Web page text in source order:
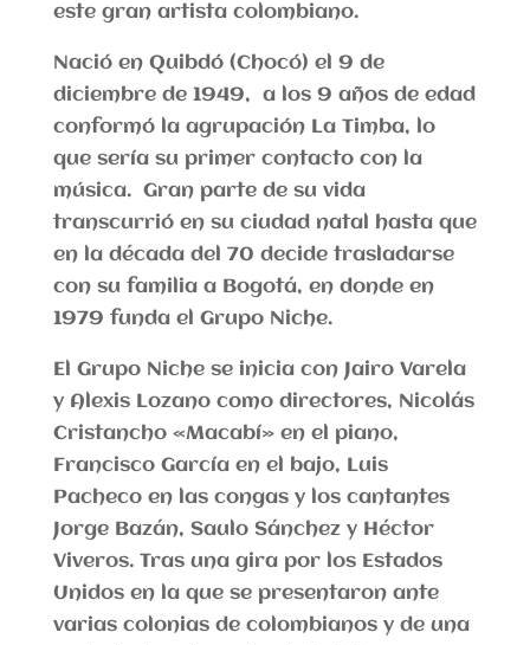
este gran artista colombiano.
Nació en Quibdó (Chocó) el 9 de
diciembre de 1949, a los 9 años de edad
conformó la agrupación La Timba, lo
que sería su primer contacto con la
música. Gran parte de su vida
transcurrió en su ciudad natal hasta que
en la década del 70 decide trasladarse
con su familia a Bogotá, en donde en
1979 funda el Grupo Niche.
El Grupo Niche se inicia con Jairo Varela
y Alexis Lozano como directores, Nicolás
Cristancho «Macabí» en el piano,
Francisco García en el bajo, Luis
Pacheco en las congas y los cantantes
Jorge Bazán, Saulo Sánchez y Héctor
Viveros. Tras una gira por los Estados
Unidos en la que se presentaron ante
varias colonias de colombianos y de una